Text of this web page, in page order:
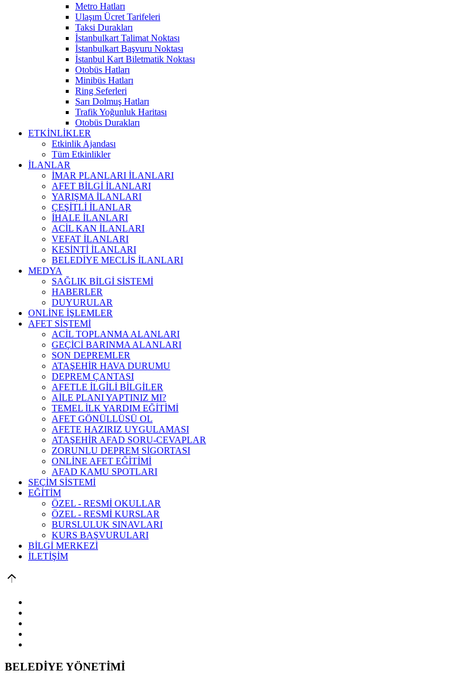
Metro Hatları
Ulaşım Ücret Tarifeleri
Taksi Durakları
İstanbulkart Talimat Noktası
İstanbulkart Başvuru Noktası
İstanbul Kart Biletmatik Noktası
Otobüs Hatları
Minibüs Hatları
Ring Seferleri
Sarı Dolmuş Hatları
Trafik Yoğunluk Haritası
Otobüs Durakları
ETKİNLİKLER
Etkinlik Ajandası
Tüm Etkinlikler
İLANLAR
İMAR PLANLARI İLANLARI
AFET BİLGİ İLANLARI
YARIŞMA İLANLARI
ÇEŞİTLİ İLANLAR
İHALE İLANLARI
ACİL KAN İLANLARI
VEFAT İLANLARI
KESİNTİ İLANLARI
BELEDİYE MECLİS İLANLARI
MEDYA
SAĞLIK BİLGİ SİSTEMİ
HABERLER
DUYURULAR
ONLİNE İŞLEMLER
AFET SİSTEMİ
ACİL TOPLANMA ALANLARI
GEÇİCİ BARINMA ALANLARI
SON DEPREMLER
ATAŞEHİR HAVA DURUMU
DEPREM ÇANTASI
AFETLE İLGİLİ BİLGİLER
AİLE PLANI YAPTINIZ MI?
TEMEL İLK YARDIM EĞİTİMİ
AFET GÖNÜLLÜSÜ OL
AFETE HAZIRIZ UYGULAMASI
ATAŞEHİR AFAD SORU-CEVAPLAR
ZORUNLU DEPREM SİGORTASI
ONLİNE AFET EĞİTİMİ
AFAD KAMU SPOTLARI
SEÇİM SİSTEMİ
EĞİTİM
ÖZEL - RESMİ OKULLAR
ÖZEL - RESMİ KURSLAR
BURSLULUK SINAVLARI
KURS BAŞVURULARI
BİLGİ MERKEZİ
İLETİŞİM
BELEDİYE YÖNETİMİ